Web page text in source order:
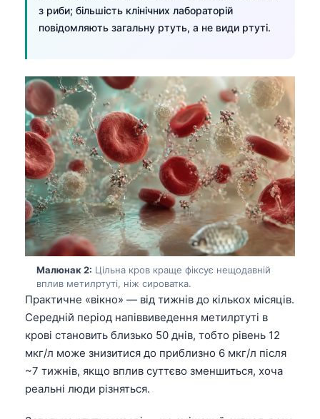
з риби; більшість клінічних лабораторій
повідомляють загальну ртуть, а не види ртуті.
Малюнак 2: Цільна кров краще фіксує нещодавній
вплив метилртуті, ніж сироватка.
Практичне «вікно» — від тижнів до кількох місяців.
Середній період напіввиведення метилртуті в
крові становить близько 50 днів, тобто рівень 12
мкг/л може знизитися до приблизно 6 мкг/л після
~7 тижнів, якщо вплив суттєво зменшиться, хоча
реальні люди різняться.